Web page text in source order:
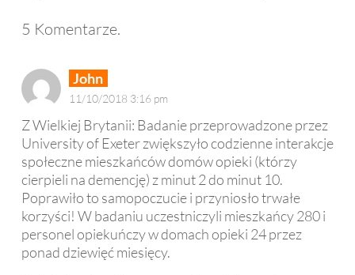
5 Komentarze.
John
11/10/2018 3:16 pm
Z Wielkiej Brytanii: Badanie przeprowadzone przez
University of Exeter zwiększyło codzienne interakcje
społeczne mieszkańców domów opieki (którzy
cierpieli na demencję) z minut 2 do minut 10.
Poprawiło to samopoczucie i przyniosło trwałe
korzyści! W badaniu uczestniczyli mieszkańcy 280 i
personel opiekuńczy w domach opieki 24 przez
ponad dziewięć miesięcy.